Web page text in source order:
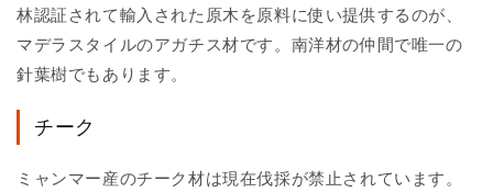
林認証されて輸入された原木を原料に使い提供するのが、
マデラスタイルのアガチス材です。南洋材の仲間で唯一の
針葉樹でもあります。
チーク
ミャンマー産のチーク材は現在伐採が禁止されています。